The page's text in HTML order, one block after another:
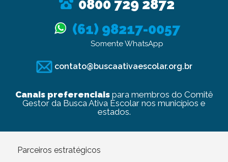
0800 729 2872
(61) 98217-0057
Somente WhatsApp
contato@buscaativaescolar.org.br
Canais preferenciaispara membros do Comitê
Gestor da Busca Ativa Escolar nos municípios e
estados.
Parceiros estratégicos